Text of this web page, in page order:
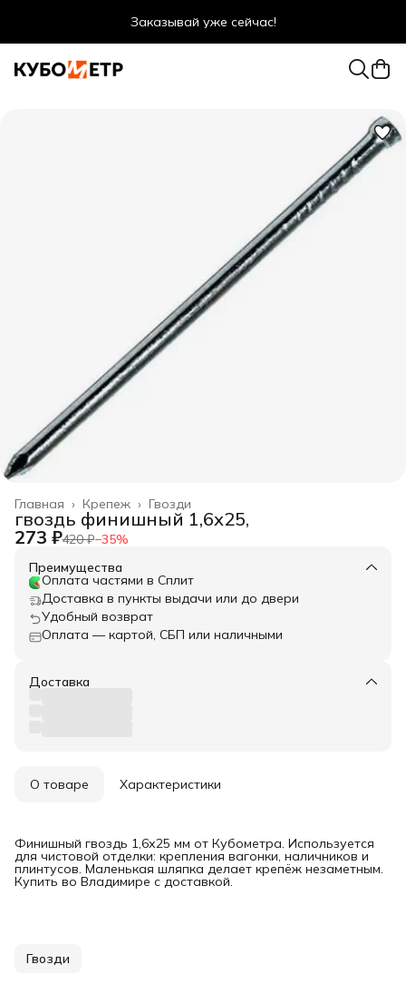
Заказывай уже сейчас!
Оптовые цены даже для физ. лиц
Гвозди
Крепеж ›
Главная ›
гвоздь финишный 1,6х25,
273 ₽420 ₽−35%
Преимущества
Оплата частями в Сплит
Доставка в пункты выдачи или до двери
Удобный возврат
Оплата — картой, СБП или наличными
Доставка
О товаре Характеристики
Финишный гвоздь 1,6х25 мм от Кубометра. Используется
для чистовой отделки: крепления вагонки, наличников и
плинтусов. Маленькая шляпка делает крепёж незаметным.
Купить во Владимире с доставкой.
Гвозди